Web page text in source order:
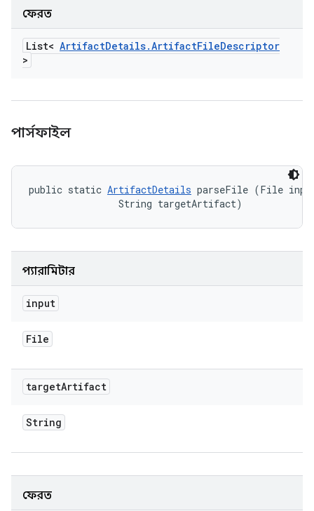
ফেরত
List< ArtifactDetails.ArtifactFileDescriptor
>
পার্সফাইল
public static ArtifactDetails parseFile (File
                String targetArtifact)
প্যারামিটার
input
File
targetArtifact
String
ফেরত